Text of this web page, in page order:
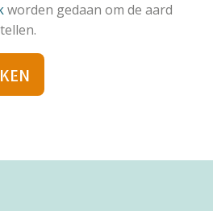
worden gedaan om de aard